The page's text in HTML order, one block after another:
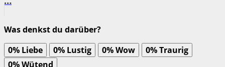
Was denkst du darüber?
0% Liebe 0% Lustig 0%Wow 0%Traurig
0%Wütend